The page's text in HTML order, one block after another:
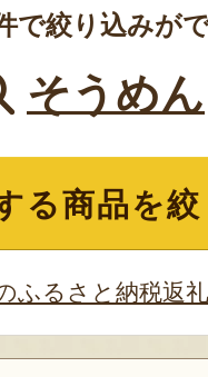
で絞り込みが
そうめん
る商品を
ふるさと納税返